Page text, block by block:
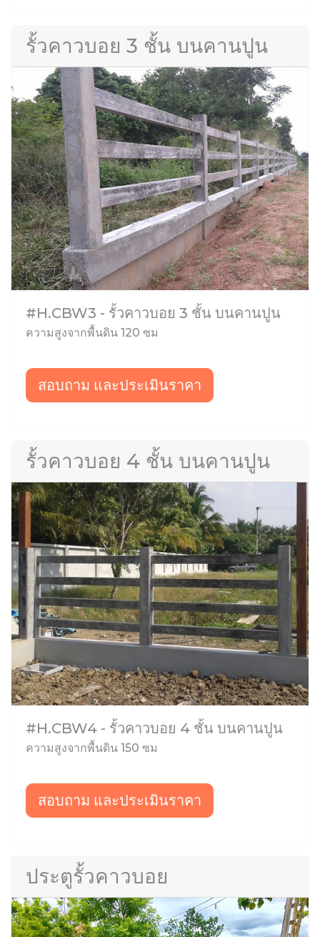
รั้วคาวบอย 3 ชั้น บนคานปูน
#H.CBW3 - รั้วคาวบอย 3 ชั้น บนคานปูน
ความสูงจากพื้นดิน 120 ซม
สอบถาม และประเมินราคา
รั้วคาวบอย 4 ชั้น บนคานปูน
#H.CBW4 - รั้วคาวบอย 4 ชั้น บนคานปูน
ความสูงจากพื้นดิน 150 ซม
สอบถาม และประเมินราคา
ประตูรั้วคาวบอย